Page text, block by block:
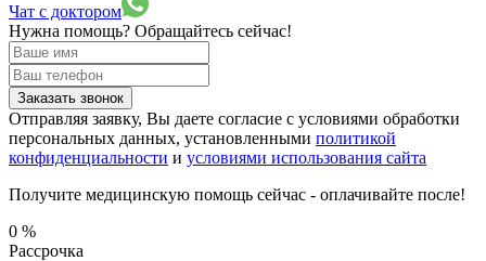
Чат с доктором
Нужна помощь? Обращайтесь сейчас!
Заказать звонок
Отправляя заявку, Вы даете согласие с условиями обработки
персональных данных, установленными политикой
конфиденциальности и условиями использования сайта
Получите медицинскую помощь сейчас - оплачивайте после!
0 %
Рассрочка